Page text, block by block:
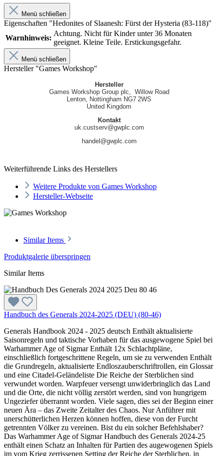
Menü schließen
Eigenschaften "Hedonites of Slaanesh: Fürst der Hysteria (83-118)"
Warnhinweis:
Achtung. Nicht für Kinder unter 36 Monaten
geeignet. Kleine Teile. Erstickungsgefahr.
Menü schließen
Hersteller "Games Workshop"
Hersteller
Games Workshop Group plc, Willow Road
Lenton, Nottingham NG7 2WS
United Kingdom
Kontakt
uk.custserv@gwplc.com
handel@gwplc.com
Weiterführende Links des Herstellers
Weitere Produkte von Games Workshop
Hersteller-Webseite
Similar Items
Produktgalerie überspringen
Similar Items
Handbuch des Generals 2024-2025 (DEU) (80-46)
Generals Handbook 2024 - 2025 deutsch Enthält aktualisierte
Saisonregeln und taktische Vorhaben für das ausgewogene Spiel bei
Warhammer Age of Sigmar Enthält 12x Schlachtpläne,
einschließlich fortgeschrittene Regeln, um sie zu verwenden Enthält
die Grundregeln, aktualisierte Endloszauberschriftrollen, ein Glossar
und eine Citadel-Geländeliste Die Reiche der Sterblichen sind
verwundet worden. Warpfeuer versengt unwiderbringlich das Land
und die Orte, die nicht völlig zerstört werden, sind von hungrigem
Ungeziefer überrannt worden. Viele sagen, dies sei der Beginn einer
neuen Ära – das Zweite Zeitalter des Chaos. Nur Anführer mit
unerschütterlichen Herzen können hoffen, diese von der Furcht
getrennten Völker zu vereinen. Bist du ein solcher Befehlshaber?
Das Warhammer Age of Sigmar Handbuch des Generals 2024-25
enthält einen Schatz an Inhalten für Partien des augewogenen Spiels
im vom Krieg zerrissenen Setting der Reiche der Sterblichen, in